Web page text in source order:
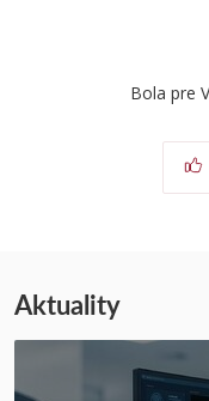
Bola pre
Aktuality